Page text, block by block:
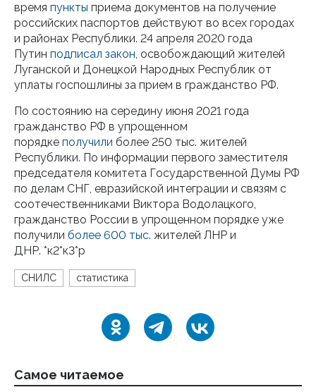
время пункты приема документов на получение
российских паспортов действуют во всех городах
и районах Республики. 24 апреля 2020 года
Путин подписал закон, освобождающий жителей
Луганской и Донецкой Народных Республик от
уплаты госпошлины за прием в гражданство РФ.
По состоянию на середину июня 2021 года
гражданство РФ в упрощенном
порядке получили более 250 тыс. жителей
Республики. По информации первого заместителя
председателя комитета Государственной Думы РФ
по делам СНГ, евразийской интеграции и связям с
соотечественниками Виктора Водолацкого,
гражданство России в упрощенном порядке уже
получили более 600 тыс. жителей ЛНР и
ДНР. *к2*к3*р
СНИЛС статистика
Самое читаемое